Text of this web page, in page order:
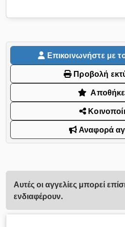
Επικοινωνήστε με
Προβολή
Αναφορά
Αυτές οι αγγελίες μπορεί
ενδιαφέρουν.